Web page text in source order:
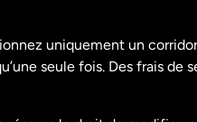
uniquement un
seule fois. Des frais de